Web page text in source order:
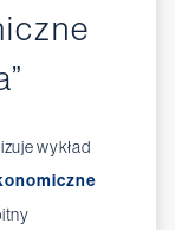
wykład